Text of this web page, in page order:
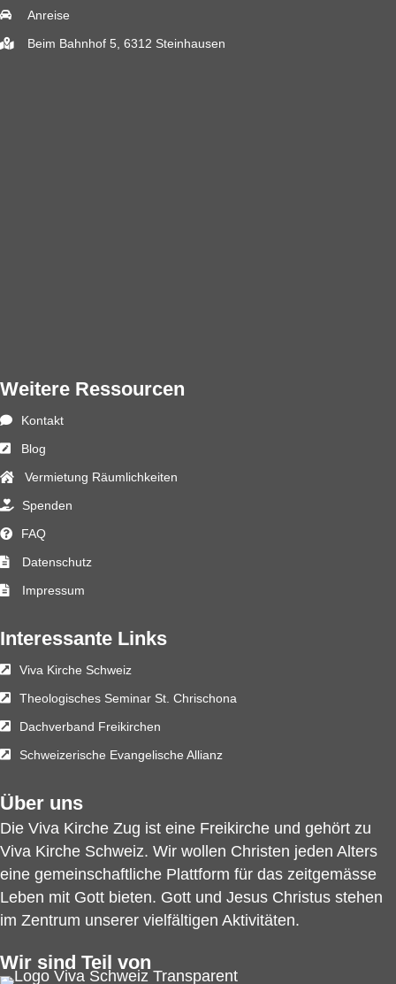
Anreise
Beim Bahnhof 5, 6312 Steinhausen
Weitere Ressourcen
Kontakt
Blog
Vermietung Räumlichkeiten
Spenden
FAQ
Datenschutz
Impressum
Interessante Links
Viva Kirche Schweiz
Theologisches Seminar St. Chrischona
Dachverband Freikirchen
Schweizerische Evangelische Allianz
Über uns
Die Viva Kirche Zug ist eine Freikirche und gehört zu
Viva Kirche Schweiz. Wir wollen Christen jeden Alters
eine gemeinschaftliche Plattform für das zeitgemässe
Leben mit Gott bieten. Gott und Jesus Christus stehen
im Zentrum unserer vielfältigen Aktivitäten.
Wir sind Teil von